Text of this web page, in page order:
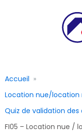
Accueil
Location nue/
Quiz de validation des
FI05 – Location nue /